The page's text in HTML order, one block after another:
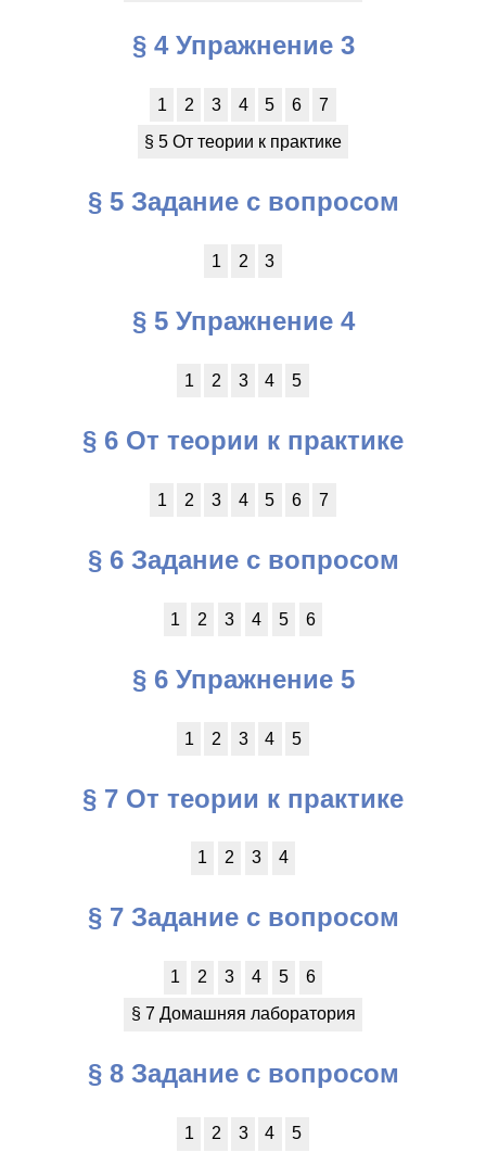
§ 4 Упражнение 3
1 2 3 4 5 6
7
§ 5 От теории к практике
§ 5 Задание с вопросом
1 2 3
§ 5 Упражнение 4
1 2 3 4 5
§ 6 От теории к практике
1 2 3 4 5 6 7
§ 6 Задание с вопросом
1 2 3 4 5 6
§ 6 Упражнение 5
1 2 3 4 5
§ 7 От теории к практике
1 2 3 4
§ 7 Задание с вопросом
1 2 3 4 5
6
§ 7 Домашняя лаборатория
§ 8 Задание с вопросом
1 2 3 4 5